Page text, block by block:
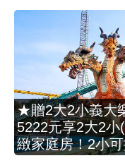
★贈2大2小義大
5222元享2大2
緻家庭房！2小